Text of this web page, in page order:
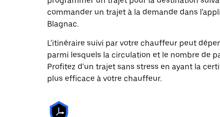
commander un trajet à la demande dans
Blagnac.
L'itinéraire suivi par votre chauffeur peut
parmi lesquels la circulation et le nombre de
Profitez d'un trajet sans stress en ayant la
plus efficace à votre chauffeur.